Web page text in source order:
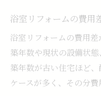
浴室リフォームの費用
浴室リフォームの費用
築年数や現状の設備状態
築年数が古い住宅ほど
ケースが多く、その分費